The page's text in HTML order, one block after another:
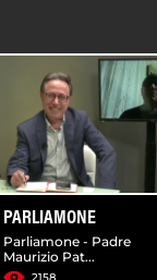
PARLIAMONE
Parliamone - Padre
Maurizio Pat...
2158